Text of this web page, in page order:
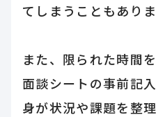
てしまうこともありま
また、限られた時間
面談シートの事前記
身が状況や課題を整